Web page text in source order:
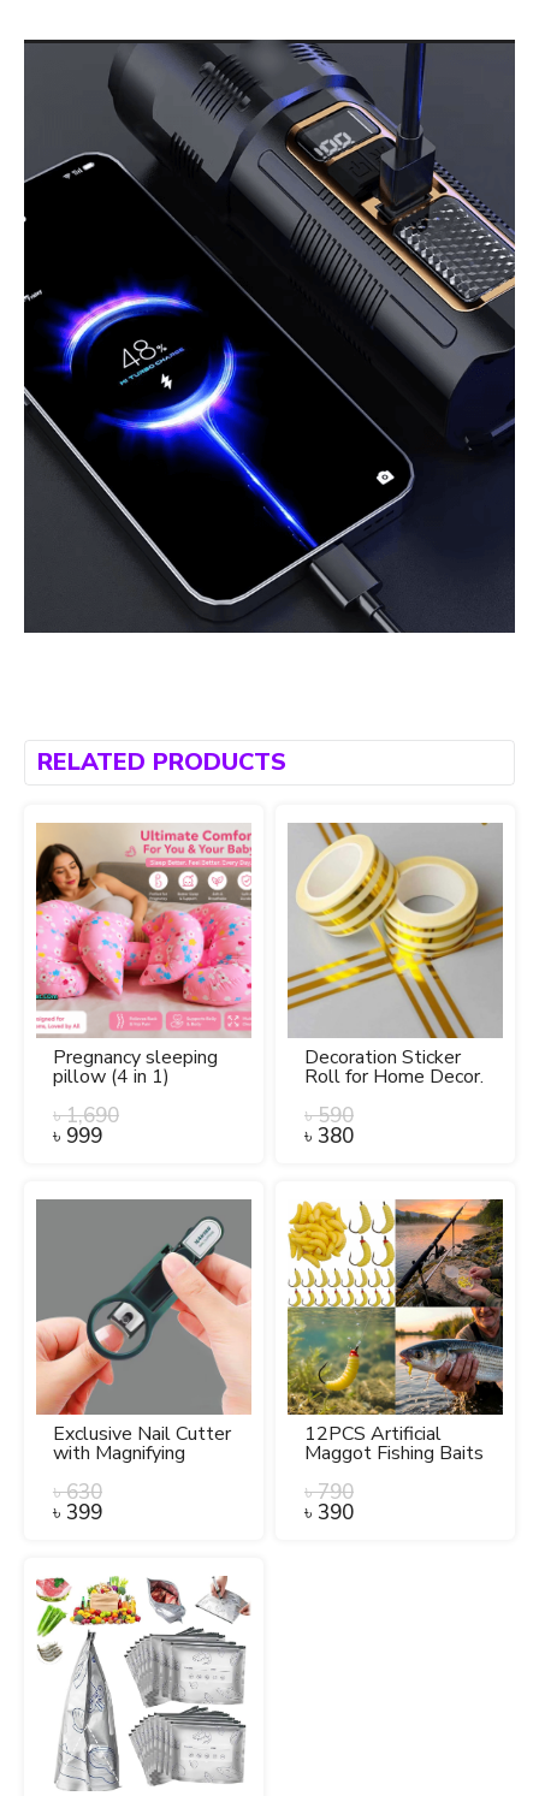
RELATED PRODUCTS
Pregnancy sleeping
pillow (4 in 1)
৳1,690
৳ 999
Decoration Sticker
Roll for Home Decor.
৳590
৳ 380
Exclusive Nail Cutter
with Magnifying
৳630
৳ 399
12PCS Artificial
Maggot Fishing Baits
Realistic Worm
Lures for Freshwater,
৳790
৳ 390